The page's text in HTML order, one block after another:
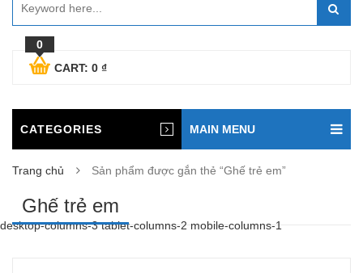
0
CART: 0 ₫
CATEGORIES MAIN MENU
Trang chủ Sản phẩm được gắn thẻ “Ghế trẻ em”
Ghế trẻ em
desktop-columns-3 tablet-columns-2 mobile-columns-1